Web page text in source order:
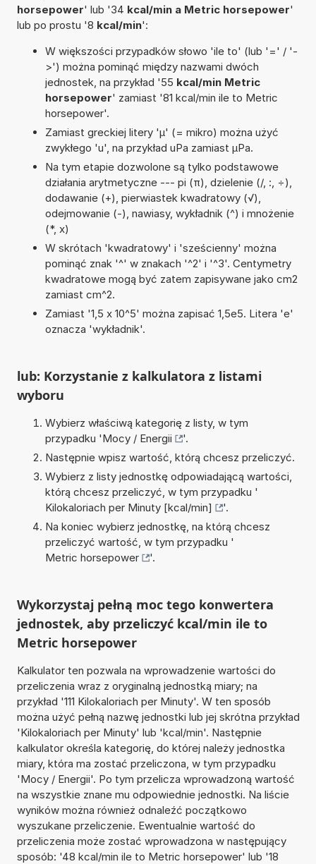
horsepower' lub '34 kcal/min a Metric horsepower'
lub po prostu '8 kcal/min':
W większości przypadków słowo 'ile to' (lub '=' / '-
>') można pominąć między nazwami dwóch
jednostek, na przykład '55 kcal/min Metric
horsepower' zamiast '81 kcal/min ile to Metric
horsepower'.
Zamiast greckiej litery 'µ' (= mikro) można użyć
zwykłego 'u', na przykład uPa zamiast µPa.
Na tym etapie dozwolone są tylko podstawowe
działania arytmetyczne --- pi (π), dzielenie (/, :, ÷),
dodawanie (+), pierwiastek kwadratowy (√),
odejmowanie (-), nawiasy, wykładnik (^) i mnożenie
(*, x)
W skrótach 'kwadratowy' i 'sześcienny' można
pominąć znak '^' w znakach '^2' i '^3'. Centymetry
kwadratowe mogą być zatem zapisywane jako cm2
zamiast cm^2.
Zamiast '1,5 x 10^5' można zapisać 1,5e5. Litera 'e'
oznacza 'wykładnik'.
lub: Korzystanie z kalkulatora z listami
wyboru
Wybierz właściwą kategorię z listy, w tym
przypadku 'Mocy / Energii
'.
Następnie wpisz wartość, którą chcesz przeliczyć.
Wybierz z listy jednostkę odpowiadającą wartości,
którą chcesz przeliczyć, w tym przypadku '
Kilokaloriach per Minuty [kcal/min]
'.
Na koniec wybierz jednostkę, na którą chcesz
przeliczyć wartość, w tym przypadku '
Metric horsepower
'.
Wykorzystaj pełną moc tego konwertera
jednostek, aby przeliczyć kcal/min ile to
Metric horsepower
Kalkulator ten pozwala na wprowadzenie wartości do
przeliczenia wraz z oryginalną jednostką miary; na
przykład '111 Kilokaloriach per Minuty'. W ten sposób
można użyć pełną nazwę jednostki lub jej skrótna przykład
'Kilokaloriach per Minuty' lub 'kcal/min'. Następnie
kalkulator określa kategorię, do której należy jednostka
miary, która ma zostać przeliczona, w tym przypadku
'Mocy / Energii'. Po tym przelicza wprowadzoną wartość
na wszystkie znane mu odpowiednie jednostki. Na liście
wyników można również odnaleźć początkowo
wyszukane przeliczenie. Ewentualnie wartość do
przeliczenia może zostać wprowadzona w następujący
sposób: '48 kcal/min ile to Metric horsepower' lub '18